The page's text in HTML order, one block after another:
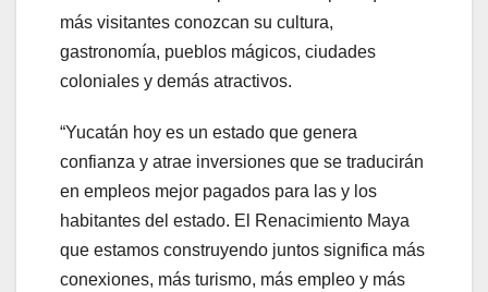
más visitantes conozcan su cultura,
gastronomía, pueblos mágicos, ciudades
coloniales y demás atractivos.
“Yucatán hoy es un estado que genera
confianza y atrae inversiones que se traducirán
en empleos mejor pagados para las y los
habitantes del estado. El Renacimiento Maya
que estamos construyendo juntos significa más
conexiones, más turismo, más empleo y más